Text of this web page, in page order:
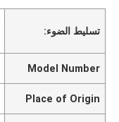
تسليط الضوء:
Model Number
Place of Origin